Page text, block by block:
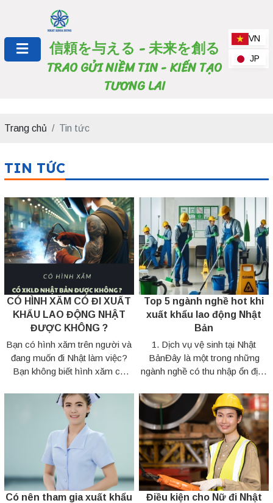
信頼を与える - 未来を創る
TRAO GỬI NIỀM TIN - KIẾN TẠO
TƯƠNG LAI
VN
JP
Trang chủ Tin tức
TIN TỨC
CÓ HÌNH XĂM CÓ ĐI XUẤT
KHẨU LAO ĐỘNG NHẬT
ĐƯỢC KHÔNG ?
Bạn có hình xăm trên người và
đang muốn đi Nhật làm việc?
Bạn không biết hình xăm có
không? Bạn có nên xóa hình
xăm hay không, và nếu xóa thì
nên xóa...
Top 5 ngành nghề hot khi
xuất khẩu lao động Nhật
Bản
1. Dịch vụ vệ sinh tại Nhật
BảnĐây là một trong những
ngành nghề có thu nhập ổn định
động xuất khẩu. Người dân Nhật
Bản rất coi trọng vấn đề sạch ...
Có nên tham gia xuất khẩu
Điều kiện cho Nữ đi Nhật